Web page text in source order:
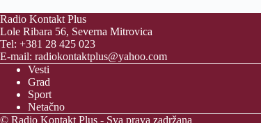
Radio Kontakt Plus
Lole Ribara 56, Severna Mitrovica
Tel: +381 28 425 023
E-mail: radiokontaktplus@yahoo.com
Vesti
Grad
Sport
Netačno
© Radio Kontakt Plus - Sva prava zadržana